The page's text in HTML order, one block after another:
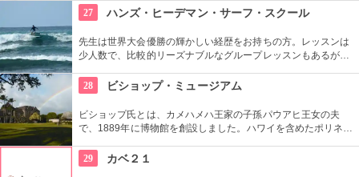
りそう。日本とハワイで2度お祈りされたお守りも好評です。
27 ハンズ・ヒーデマン・サーフ・スクール
先生は世界大会優勝の輝かしい経歴をお持ちの方。レッスンは
少人数で、比較的リーズナブルなグループレッスンもあるが、
心者の方も基本動作からきちんと学んで、いざ海へ！
28 ビショップ・ミュージアム
ビショップ氏とは、カメハメハ王家の子孫パウアヒ王女の夫
で、1889年に博物館を創設しました。ハワイを含めたポリネシ
や中の吹き抜け、インテリアも見ごたえあります。
29 カベ２１